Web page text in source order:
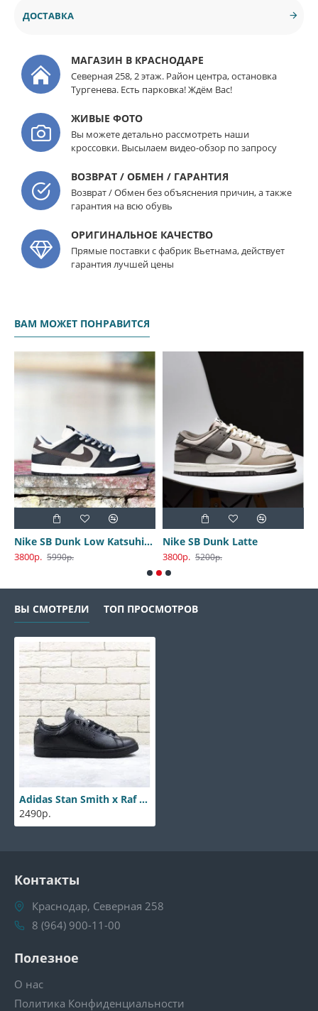
ДОСТАВКА
МАГАЗИН В КРАСНОДАРЕ
Северная 258, 2 этаж. Район центра, остановка
Тургенева. Есть парковка! Ждём Вас!
ЖИВЫЕ ФОТО
Вы можете детально рассмотреть наши
кроссовки. Высылаем видео-обзор по запросу
ВОЗВРАТ / ОБМЕН / ГАРАНТИЯ
Возврат / Обмен без объяснения причин, а также
гарантия на всю обувь
ОРИГИНАЛЬНОЕ КАЧЕСТВО
Прямые поставки с фабрик Вьетнама, действует
гарантия лучшей цены
ВАМ МОЖЕТ ПОНРАВИТСЯ
Nike SB Dunk Low Katsuhiro Otomo
3800р. 5990р.
Nike SB Dunk Latte
3800р. 5200р.
ВЫ СМОТРЕЛИ ТОП ПРОСМОТРОВ
Adidas Stan Smith x Raf Simons Black
2490р.
Контакты
Краснодар, Северная 258
8 (964) 900-11-00
Полезное
О нас
Политика Конфиденциальности